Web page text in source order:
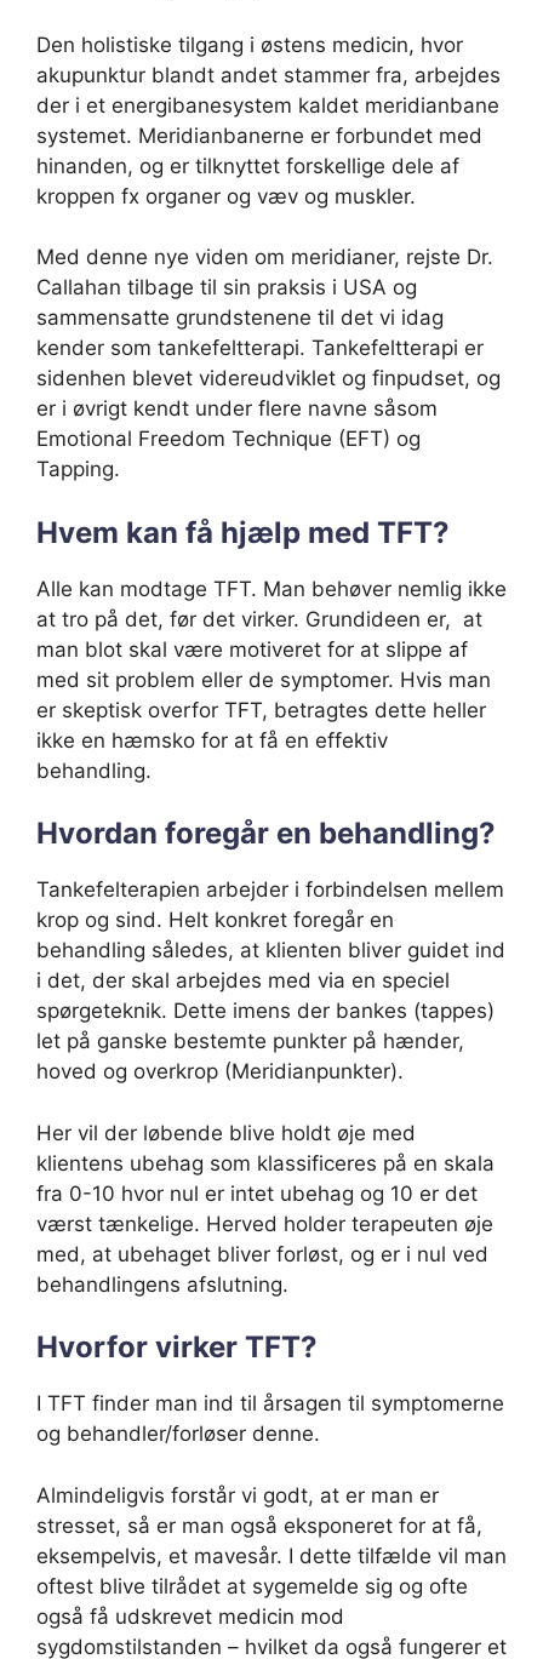
Den holistiske tilgang i østens medicin, hvor
akupunktur blandt andet stammer fra, arbejdes
der i et energibanesystem kaldet meridianbane
systemet. Meridianbanerne er forbundet med
hinanden, og er tilknyttet forskellige dele af
kroppen fx organer og væv og muskler.
Med denne nye viden om meridianer, rejste Dr.
Callahan tilbage til sin praksis i USA og
sammensatte grundstenene til det vi idag
kender som tankefeltterapi. Tankefeltterapi er
sidenhen blevet videreudviklet og finpudset, og
er i øvrigt kendt under flere navne såsom
Emotional Freedom Technique (EFT) og
Tapping.
Hvem kan få hjælp med TFT?
Alle kan modtage TFT. Man behøver nemlig ikke
at tro på det, før det virker. Grundideen er, at
man blot skal være motiveret for at slippe af
med sit problem eller de symptomer. Hvis man
er skeptisk overfor TFT, betragtes dette heller
ikke en hæmsko for at få en effektiv
behandling.
Hvordan foregår en behandling?
Tankefelterapien arbejder i forbindelsen mellem
krop og sind. Helt konkret foregår en
behandling således, at klienten bliver guidet ind
i det, der skal arbejdes med via en speciel
spørgeteknik. Dette imens der bankes (tappes)
let på ganske bestemte punkter på hænder,
hoved og overkrop (Meridianpunkter).
Her vil der løbende blive holdt øje med
klientens ubehag som klassificeres på en skala
fra 0-10 hvor nul er intet ubehag og 10 er det
værst tænkelige. Herved holder terapeuten øje
med, at ubehaget bliver forløst, og er i nul ved
behandlingens afslutning.
Hvorfor virker TFT?
I TFT finder man ind til årsagen til symptomerne
og behandler/forløser denne.
Almindeligvis forstår vi godt, at er man er
stresset, så er man også eksponeret for at få,
eksempelvis, et mavesår. I dette tilfælde vil man
oftest blive tilrådet at sygemelde sig og ofte
også få udskrevet medicin mod
sygdomstilstanden – hvilket da også fungerer et